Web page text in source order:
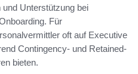
Unterstützung bei
Für
oft auf Executive
Contingency- und Retained-
bieten.